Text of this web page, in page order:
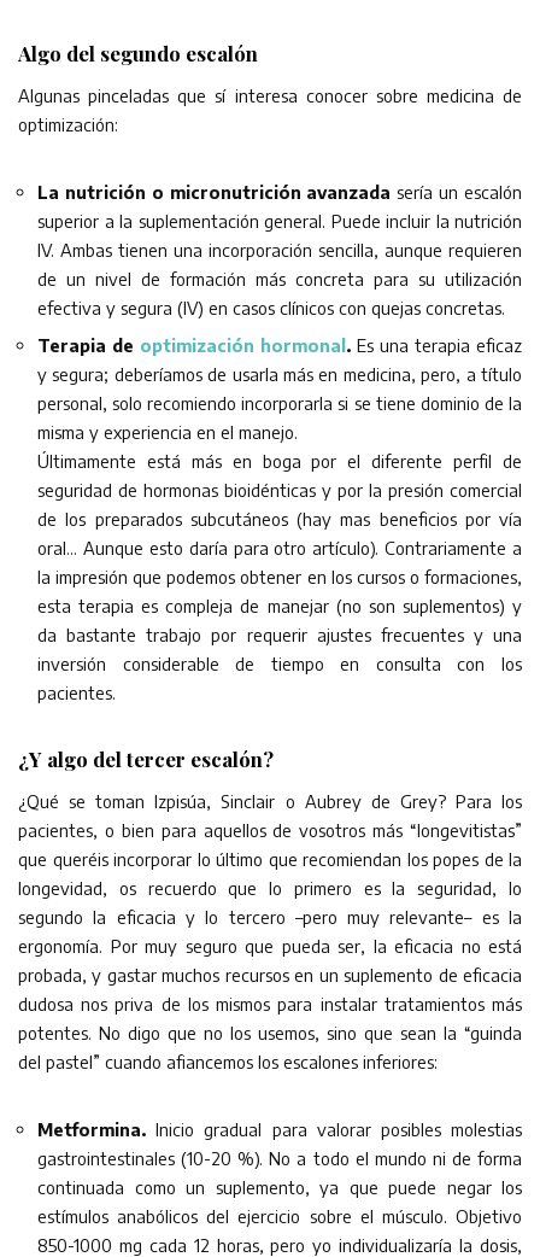
Algo del segundo escalón
Algunas pinceladas que sí interesa conocer sobre medicina de
optimización:
La nutrición o micronutrición avanzada sería un escalón
superior a la suplementación general. Puede incluir la nutrición
IV. Ambas tienen una incorporación sencilla, aunque requieren
de un nivel de formación más concreta para su utilización
efectiva y segura (IV) en casos clínicos con quejas concretas.
Terapia de optimización hormonal. Es una terapia eficaz
y segura; deberíamos de usarla más en medicina, pero, a título
personal, solo recomiendo incorporarla si se tiene dominio de la
misma y experiencia en el manejo.
Últimamente está más en boga por el diferente perfil de
seguridad de hormonas bioidénticas y por la presión comercial
de los preparados subcutáneos (hay mas beneficios por vía
oral… Aunque esto daría para otro artículo). Contrariamente a
la impresión que podemos obtener en los cursos o formaciones,
esta terapia es compleja de manejar (no son suplementos) y
da bastante trabajo por requerir ajustes frecuentes y una
inversión considerable de tiempo en consulta con los
pacientes.
¿Y algo del tercer escalón?
¿Qué se toman Izpisúa, Sinclair o Aubrey de Grey? Para los
pacientes, o bien para aquellos de vosotros más “longevitistas”
que queréis incorporar lo último que recomiendan los popes de la
longevidad, os recuerdo que lo primero es la seguridad, lo
segundo la eficacia y lo tercero –pero muy relevante– es la
ergonomía. Por muy seguro que pueda ser, la eficacia no está
probada, y gastar muchos recursos en un suplemento de eficacia
dudosa nos priva de los mismos para instalar tratamientos más
potentes. No digo que no los usemos, sino que sean la “guinda
del pastel” cuando afiancemos los escalones inferiores:
Metformina. Inicio gradual para valorar posibles molestias
gastrointestinales (10-20 %). No a todo el mundo ni de forma
continuada como un suplemento, ya que puede negar los
estímulos anabólicos del ejercicio sobre el músculo. Objetivo
850-1000 mg cada 12 horas, pero yo individualizaría la dosis,